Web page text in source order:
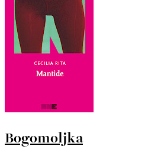
Bogomoljka